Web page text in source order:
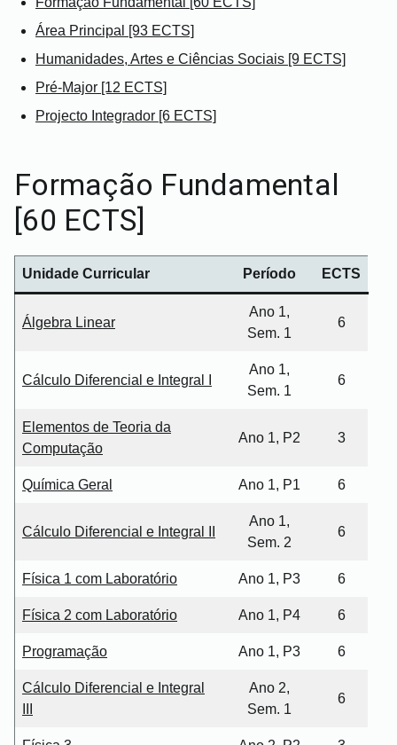
Área Principal [93 ECTS]
Humanidades, Artes e Ciências Sociais [9 ECTS]
Pré-Major [12 ECTS]
Projecto Integrador [6 ECTS]
Formação Fundamental
[60 ECTS]
Unidade Curricular Período ECTS
Álgebra Linear
Ano 1,
Sem. 1
6
Cálculo Diferencial e Integral I
Ano 1,
Sem. 1
6
Elementos de Teoria da
Computação
Ano 1, P2 3
Química Geral Ano 1, P1 6
Cálculo Diferencial e Integral II
Ano 1,
Sem. 2
6
Física 1 com Laboratório Ano 1, P3 6
Física 2 com Laboratório Ano 1, P4 6
Programação Ano 1, P3 6
Cálculo Diferencial e Integral
Ano 2,
Sem. 1
6